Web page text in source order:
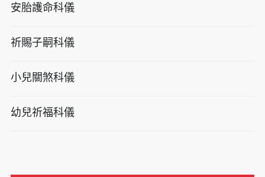
安胎護命科儀
祈賜子嗣科儀
小兒關煞科儀
幼兒祈福科儀